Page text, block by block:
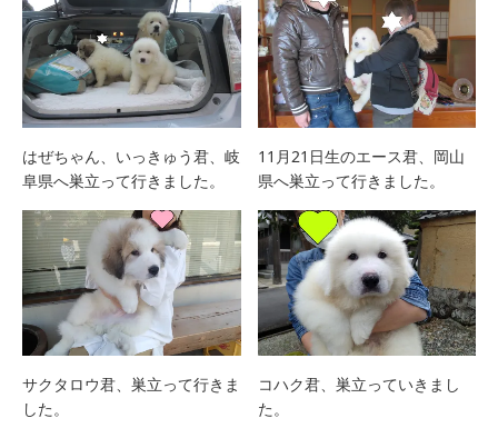
はぜちゃん、いっきゅう君、岐
阜県へ巣立って行きました。
11月21日生のエース君、岡山
県へ巣立って行きました。
サクタロウ君、巣立って行きま
した。
コハク君、巣立っていきまし
た。